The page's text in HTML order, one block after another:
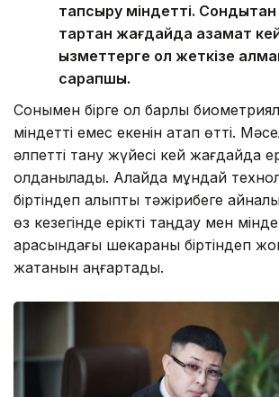
тапсыру міндетті.
тартқан жағдайда азамат
қызметтерге қол жеткізе
сарапшы.
Сонымен бірге ол барлық
міндетті емес екенін атап өтті.
әлпетті тану жүйесі кей жағдайда
қолданылады. Алайда мұндай
біртіндеп қалыпты тәжірибеге
өз кезегінде ерікті таңдау мен
арасындағы шекараны біртіндеп
жатқанын аңғартады.